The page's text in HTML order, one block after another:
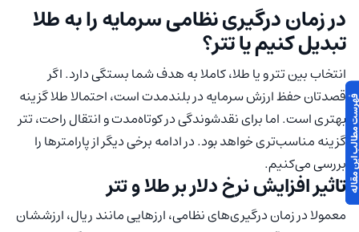
در زمان درگیری نظامی سرمایه را به طلا
تبدیل کنیم یا تتر؟
انتخاب بین تتر و یا طلا، کاملا به هدف شما بستگی دارد. اگر
قصدتان حفظ ارزش سرمایه در بلندمدت است، احتمالا طلا گزینه
بهتری است. اما برای نقدشوندگی در کوتاه‌مدت و انتقال راحت، تتر
گزینه مناسب‌تری خواهد بود. در ادامه برخی دیگر از پارامترها را
بررسی می‌کنیم.
تاثیر افزایش نرخ دلار بر طلا و تتر
معمولا در زمان درگیری‌های نظامی، ارزهایی مانند ریال، ارزششان
مقاله